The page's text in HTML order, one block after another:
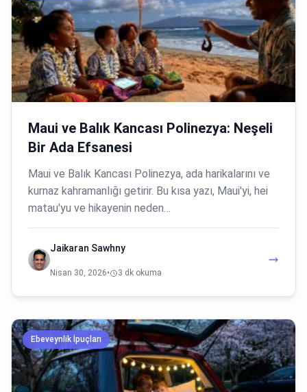
Maui ve Balık Kancası Polinezya: Neşeli
Bir Ada Efsanesi
Maui ve Balık Kancası Polinezya, ada harikalarını ve
kurnaz kahramanlığı getirir. Bu kısa yazı, Maui'yi, hei
matau'yu ve hikayenin neden…
Jaikaran Sawhny
Nisan 30, 2026• 3 dk okuma
Ebeveynlik İpuçları